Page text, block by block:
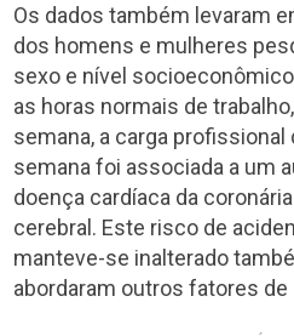
Os dados também levaram
dos homens e mulheres
sexo e nível
as horas normais de
semana, a carga profissional
semana foi associada a um
doença cardíaca da
cerebral. Este risco de
manteve-se inalterado
abordaram outros fatores de